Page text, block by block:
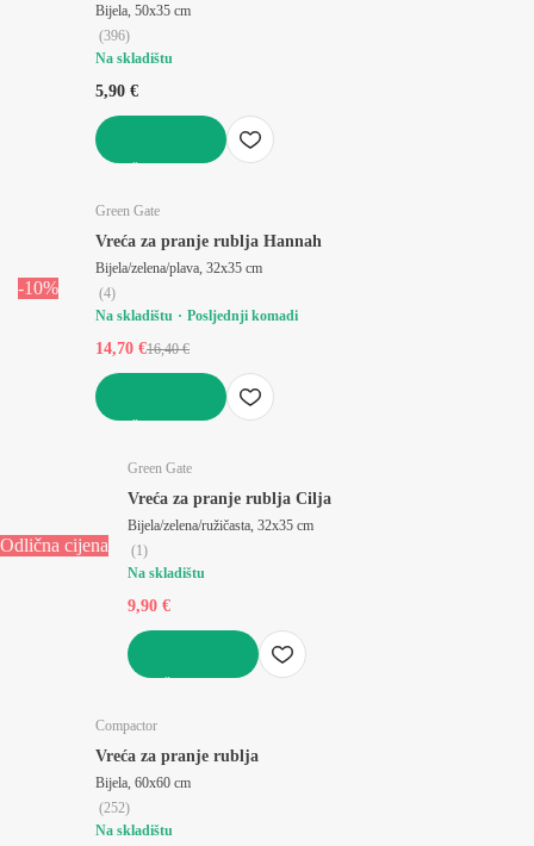
Bijela, 50x35 cm
(396)
Na skladištu
5,90 €
-10%
Green Gate
Vreća za pranje rublja Hannah
Bijela/zelena/plava, 32x35 cm
(4)
Na skladištu
Posljednji komadi
14,70 €16,40 €
Odlična cijena
Green Gate
Vreća za pranje rublja Cilja
Bijela/zelena/ružičasta, 32x35 cm
(1)
Na skladištu
9,90 €
Compactor
Vreća za pranje rublja
Bijela, 60x60 cm
(252)
Na skladištu